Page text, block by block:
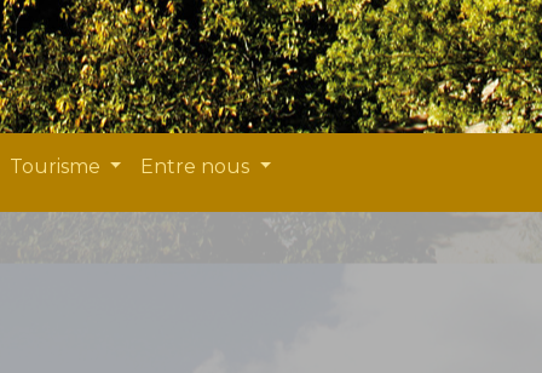
Tourisme Entre nous